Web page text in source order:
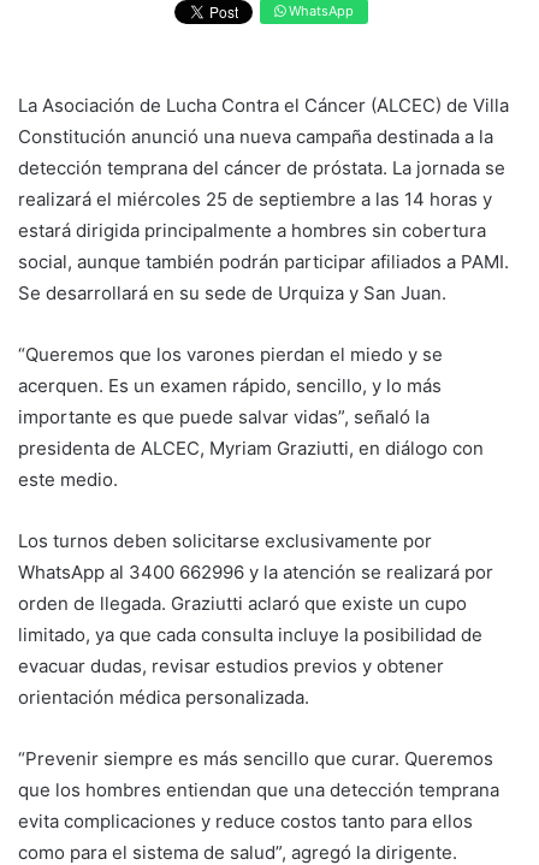
WhatsApp
La Asociación de Lucha Contra el Cáncer (ALCEC) de Villa
Constitución anunció una nueva campaña destinada a la
detección temprana del cáncer de próstata. La jornada se
realizará el miércoles 25 de septiembre a las 14 horas y
estará dirigida principalmente a hombres sin cobertura
social, aunque también podrán participar afiliados a PAMI.
Se desarrollará en su sede de Urquiza y San Juan.
“Queremos que los varones pierdan el miedo y se
acerquen. Es un examen rápido, sencillo, y lo más
importante es que puede salvar vidas”, señaló la
presidenta de ALCEC, Myriam Graziutti, en diálogo con
este medio.
Los turnos deben solicitarse exclusivamente por
WhatsApp al 3400 662996 y la atención se realizará por
orden de llegada. Graziutti aclaró que existe un cupo
limitado, ya que cada consulta incluye la posibilidad de
evacuar dudas, revisar estudios previos y obtener
orientación médica personalizada.
“Prevenir siempre es más sencillo que curar. Queremos
que los hombres entiendan que una detección temprana
evita complicaciones y reduce costos tanto para ellos
como para el sistema de salud”, agregó la dirigente.